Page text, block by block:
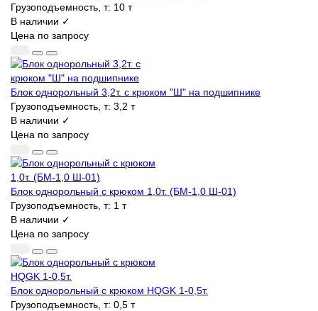
Грузоподъемность, т: 10 т
В наличии ✓
Цена по запросу
Блок однорольный 3,2т. с крюком "Ш" на подшипнике
Грузоподъемность, т: 3,2 т
В наличии ✓
Цена по запросу
Блок однорольный с крюком 1,0т. (БМ-1,0 Ш-01)
Грузоподъемность, т: 1 т
В наличии ✓
Цена по запросу
Блок однорольный с крюком HQGK 1-0,5т.
Грузоподъемность, т: 0,5 т